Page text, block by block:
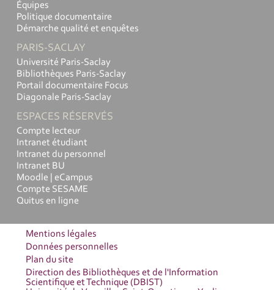
Équipes
Politique documentaire
Démarche qualité et enquêtes
PARIS-SACLAY
Université Paris-Saclay
Bibliothèques Paris-Saclay
Portail documentaire Focus
Diagonale Paris-Saclay
ESPACES RÉSERVÉS
Compte lecteur
Intranet étudiant
Intranet du personnel
Intranet BU
Moodle | eCampus
Compte SESAME
Quitus en ligne
Mentions légales
Données personnelles
Plan du site
Direction des Bibliothèques et de l'Information
Scientifique et Technique (DBIST)